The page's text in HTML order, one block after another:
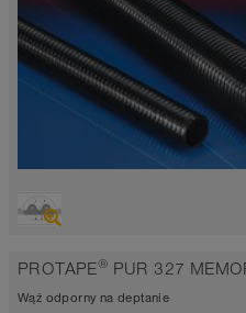
ekstremalnie odporny na
Grubość ścianki 2,0-2,5mm
-40°C do 125°C (150°C)
PROTAPE® PUR 327
Wąż odporny na deptanie